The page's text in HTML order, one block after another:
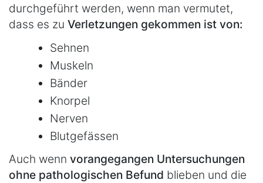
durchgeführt werden, wenn man vermutet,
dass es zu Verletzungen gekommen ist von:
Sehnen
Muskeln
Bänder
Knorpel
Nerven
Blutgefässen
Auch wenn vorangegangen Untersuchungen
ohne pathologischen Befund blieben und die